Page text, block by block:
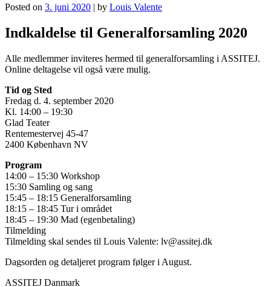
Posted on 3. juni 2020 | by Louis Valente
Indkaldelse til Generalforsamling 2020
Alle medlemmer inviteres hermed til generalforsamling i ASSITEJ.
Online deltagelse vil også være mulig.
Tid og Sted
Fredag d. 4. september 2020
Kl. 14:00 – 19:30
Glad Teater
Rentemestervej 45-47
2400 København NV
Program
14:00 – 15:30 Workshop
15:30 Samling og sang
15:45 – 18:15 Generalforsamling
18:15 – 18:45 Tur i området
18:45 – 19:30 Mad (egenbetaling)
Tilmelding
Tilmelding skal sendes til Louis Valente: lv@assitej.dk
Dagsorden og detaljeret program følger i August.
ASSITEJ Danmark